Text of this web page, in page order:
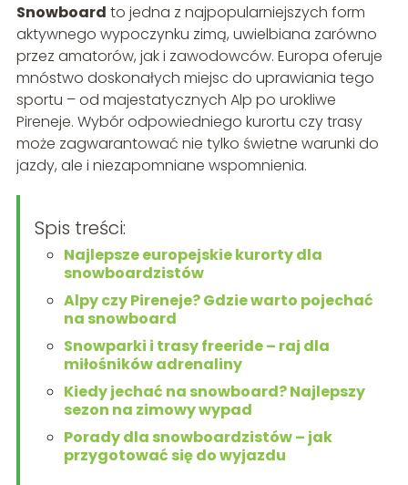
Snowboard to jedna z najpopularniejszych form
aktywnego wypoczynku zimą, uwielbiana zarówno
przez amatorów, jak i zawodowców. Europa oferuje
mnóstwo doskonałych miejsc do uprawiania tego
sportu – od majestatycznych Alp po urokliwe
Pireneje. Wybór odpowiedniego kurortu czy trasy
może zagwarantować nie tylko świetne warunki do
jazdy, ale i niezapomniane wspomnienia.
Spis treści:
Najlepsze europejskie kurorty dla
snowboardzistów
Alpy czy Pireneje? Gdzie warto pojechać
na snowboard
Snowparki i trasy freeride – raj dla
miłośników adrenaliny
Kiedy jechać na snowboard? Najlepszy
sezon na zimowy wypad
Porady dla snowboardzistów – jak
przygotować się do wyjazdu